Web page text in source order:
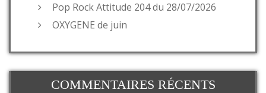
Pop Rock Attitude 204 du 28/07/2026
OXYGENE de juin
COMMENTAIRES RÉCENTS